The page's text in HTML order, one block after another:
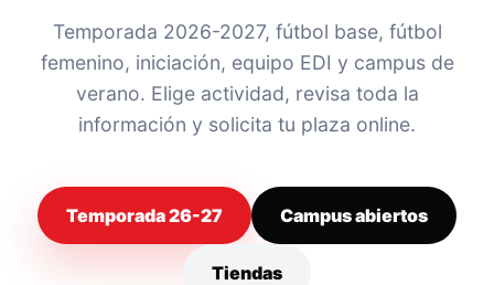
Temporada 2026-2027, fútbol base, fútbol
femenino, iniciación, equipo EDI y campus de
verano. Elige actividad, revisa toda la
información y solicita tu plaza online.
Temporada 26-27 Campus abiertos
Tiendas